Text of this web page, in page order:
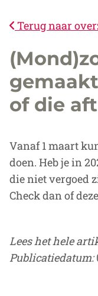
Terug naar
of die
Vanaf 1 maart
doen. Heb je in
die niet vergoed
Check dan of
Lees het hele
Publicatiedatum: